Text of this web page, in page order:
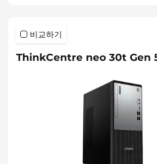
비교하기
ThinkCentre neo 30t Gen